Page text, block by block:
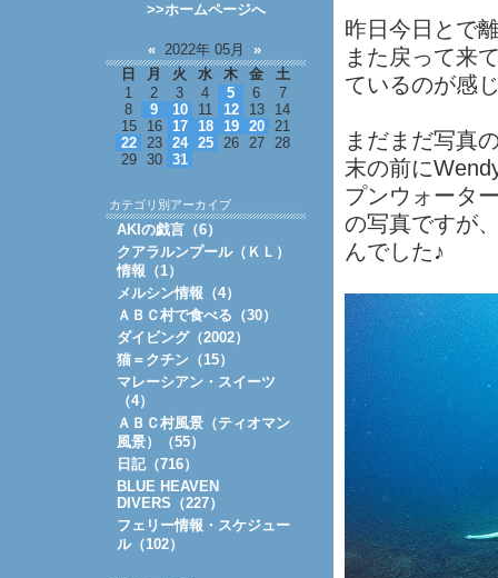
昨日今日とで
また戻って来
ているのが感
まだまだ写真
末の前に
プンウォータ
の写真ですが
んでした♪
>>ホームページへ
« 2022年 05月 »
日
月 火 水 木 金
土
1
2 3 4 5 6
7
8
9 10 11 12 13
14
15
16 17 18 19 20
21
22
23 24 25 26 27
28
29
30 31
カテゴリ別アーカイブ
AKIの戯言（6）
クアラルンプール（ＫＬ）
情報（1）
メルシン情報（4）
ＡＢＣ村で食べる（30）
ダイビング（2002）
猫＝クチン（15）
マレーシアン・スイーツ
（4）
ＡＢＣ村風景（ティオマン
風景）（55）
日記（716）
BLUE HEAVEN
DIVERS（227）
フェリー情報・スケジュー
ル（102）